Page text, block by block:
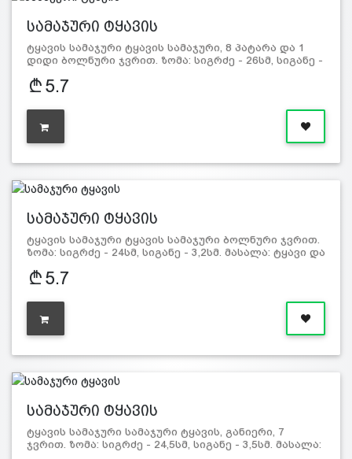
სამაჯური ტყავის
ტყავის სამაჯური ტყავის სამაჯური, 8 პატარა და 1
დიდი ბოლნური ჯვრით. ზომა: სიგრძე - 26სმ, სიგანე -
5.7
სამაჯური ტყავის
ტყავის სამაჯური ტყავის სამაჯური ბოლნური ჯვრით.
ზომა: სიგრძე - 24სმ, სიგანე - 3,2სმ. მასალა: ტყავი და
5.7
სამაჯური ტყავის
ტყავის სამაჯური სამაჯური ტყავის, განიერი, 7
ჯვრით. ზომა: სიგრძე - 24,5სმ, სიგანე - 3,5სმ. მასალა: